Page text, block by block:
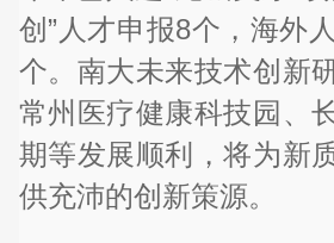
创”人才申报8个，海外
个。南大未来技术创新
常州医疗健康科技园、
期等发展顺利，将为新
供充沛的创新策源。